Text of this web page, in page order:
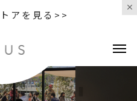
アを見る>>